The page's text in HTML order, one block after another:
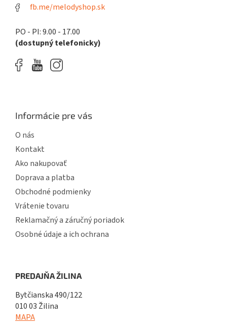
fb.me/melodyshop.sk
PO - PI: 9.00 - 17.00
(dostupný telefonicky)
Informácie pre vás
O nás
Kontakt
Ako nakupovať
Doprava a platba
Obchodné podmienky
Vrátenie tovaru
Reklamačný a záručný poriadok
Osobné údaje a ich ochrana
PREDAJŇA ŽILINA
Bytčianska 490/122
010 03 Žilina
MAPA